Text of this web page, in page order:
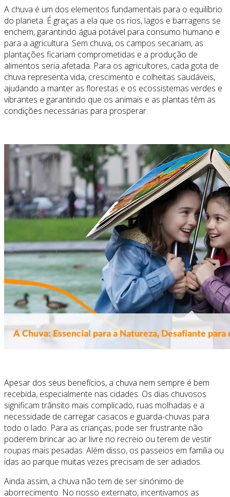
A chuva é um dos elementos fundamentais para o equilíbrio
do planeta. É graças a ela que os rios, lagos e barragens se
enchem, garantindo água potável para consumo humano e
para a agricultura. Sem chuva, os campos secariam, as
plantações ficariam comprometidas e a produção de
alimentos seria afetada. Para os agricultores, cada gota de
chuva representa vida, crescimento e colheitas saudáveis,
ajudando a manter as florestas e os ecossistemas verdes e
vibrantes e garantindo que os animais e as plantas têm as
condições necessárias para prosperar.
Apesar dos seus benefícios, a chuva nem sempre é bem
recebida, especialmente nas cidades. Os dias chuvosos
significam trânsito mais complicado, ruas molhadas e a
necessidade de carregar casacos e guarda-chuvas para
todo o lado. Para as crianças, pode ser frustrante não
poderem brincar ao ar livre no recreio ou terem de vestir
roupas mais pesadas. Além disso, os passeios em família ou
idas ao parque muitas vezes precisam de ser adiados.
Ainda assim, a chuva não tem de ser sinónimo de
aborrecimento. No nosso externato, incentivamos as